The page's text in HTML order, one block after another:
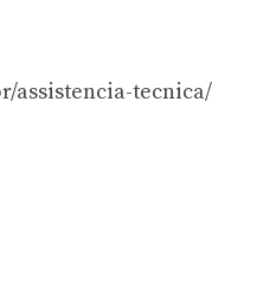
assistencia-tecnica/